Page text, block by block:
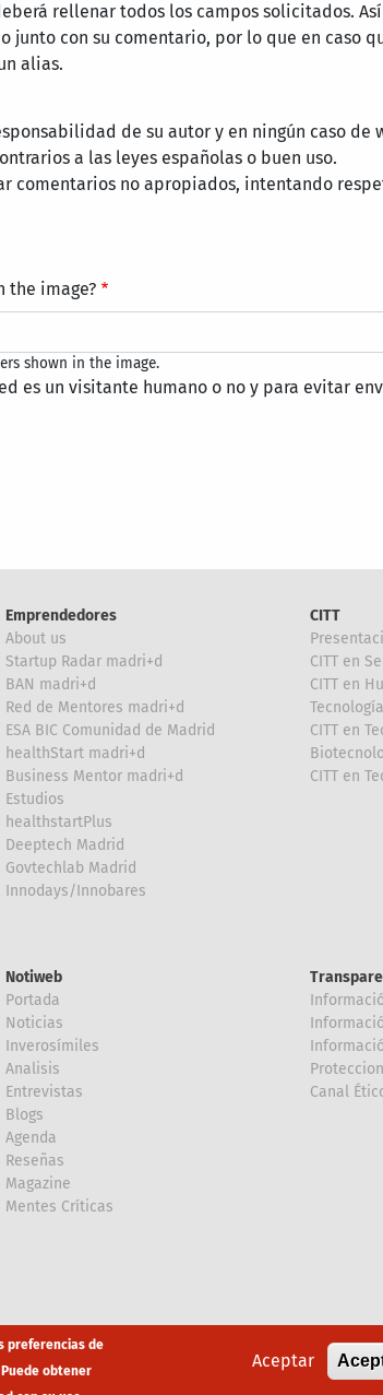
rellenar todos los campos solicitados.
junto con su comentario, por lo que en caso
alias.
de su autor y en ningún caso de
a las leyes españolas o buen uso.
comentarios no apropiados, intentando
the image?
shown in the image.
es un visitante humano o no y para evitar
Emprendedores
About us
Startup Radar madri+d
BAN madri+d
Red de Mentores madri+d
ESA BIC Comunidad de Madrid
healthStart madri+d
Business Mentor madri+d
Estudios
healthstartPlus
Deeptech Madrid
Govtechlab Madrid
Innodays/Innobares
CITT
CITT en
CITT en
CITT en
CITT en
Notiweb
Portada
Noticias
Inverosímiles
Analisis
Entrevistas
Blogs
Agenda
Reseñas
Magazine
Mentes Críticas
Canal
preferencias de
obtener
Aceptar